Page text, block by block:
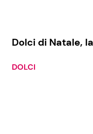
Dolci di Natale,
DOLCI